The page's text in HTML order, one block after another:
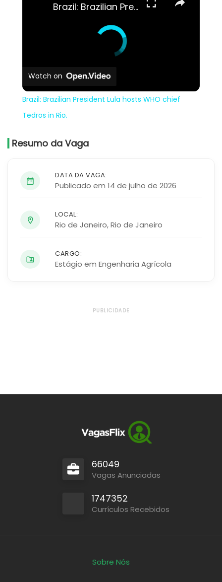
Brazil: Brazilian President Lula hosts WHO chief Tedros in Rio.
Watch on
Brazil: Brazilian President Lula hosts WHO chief
Tedros in Rio.
Resumo da Vaga
DATA DA VAGA:
Publicado em 14 de julho de 2026
LOCAL:
Rio de Janeiro,Rio de Janeiro
CARGO:
Estágio em Engenharia Agrícola
PUBLICIDADE
66049
Vagas Anunciadas
1747352
Currículos Recebidos
Sobre Nós